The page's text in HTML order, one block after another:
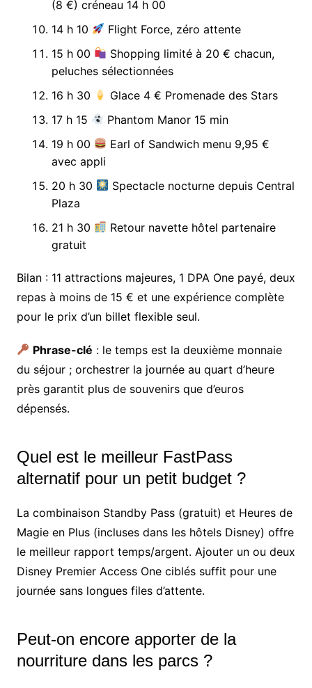
(8 €) créneau 14 h 00
14 h 10
Flight Force, zéro attente
15 h 00
Shopping limité à 20 € chacun,
peluches sélectionnées
16 h 30
Glace 4 € Promenade des Stars
17 h 15
Phantom Manor 15 min
19 h 00
Earl of Sandwich menu 9,95 €
avec appli
20 h 30
Spectacle nocturne depuis Central
Plaza
21 h 30
Retour navette hôtel partenaire
gratuit
Bilan : 11 attractions majeures, 1 DPA One payé, deux
repas à moins de 15 € et une expérience complète
pour le prix d’un billet flexible seul.
Phrase-clé : le temps est la deuxième monnaie
du séjour ; orchestrer la journée au quart d’heure
près garantit plus de souvenirs que d’euros
dépensés.
Quel est le meilleur FastPass
alternatif pour un petit budget ?
La combinaison Standby Pass (gratuit) et Heures de
Magie en Plus (incluses dans les hôtels Disney) offre
le meilleur rapport temps/argent. Ajouter un ou deux
Disney Premier Access One ciblés suffit pour une
journée sans longues files d’attente.
Peut-on encore apporter de la
nourriture dans les parcs ?